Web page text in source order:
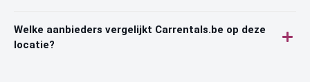
Welke aanbieders vergelijkt Carrentals.be op deze
locatie?